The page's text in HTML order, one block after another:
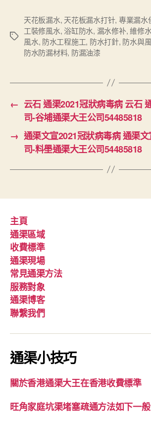
Tags
天花板漏水, 天花板漏水打针, 專業漏水
工裝修風水, 浴缸防水, 漏水修补,維修
風水, 防水工程施工, 防水打針, 防水與
防水防漏材料, 防漏油漆
← 云石 通渠2021冠狀病毒病 云石
司-谷埔通渠大王公司54485818
→ 通渠文宣2021冠狀病毒病 通渠
司-料壆通渠大王公司54485818
主頁
通渠區域
收費標準
通渠現場
常見通渠方法
服務對象
通渠博客
聯繫我們
通渠小技巧
關於香港通渠大王在香港收費標準
旺角家庭坑渠堵塞疏通方法如下一